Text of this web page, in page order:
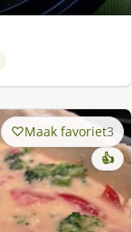
Maak favoriet3
👍